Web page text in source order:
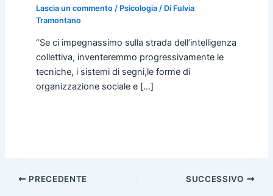
Lascia un commento / Psicologia/ Di Fulvia
Tramontano
“Se ci impegnassimo sulla strada dell’intelligenza
collettiva, inventeremmo progressivamente le
tecniche, i sistemi di segni,le forme di
organizzazione sociale e […]
PRECEDENTE SUCCESSIVO